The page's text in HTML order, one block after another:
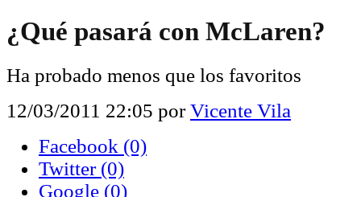
¿Qué pasará con McLaren?
Ha probado menos que los favoritos
12/03/2011 22:05 porVicente Vila
Facebook (0)
Twitter (0)
Google (0)